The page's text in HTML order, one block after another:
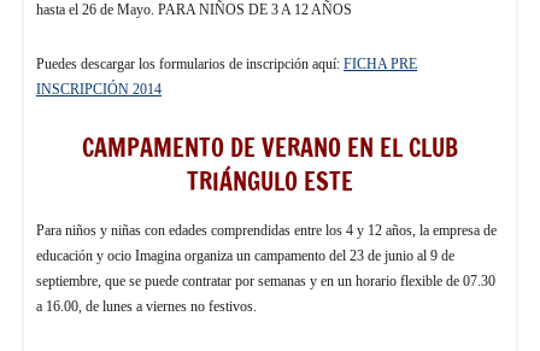
hasta el 26 de Mayo. PARA NIÑOS DE 3 A 12 AÑOS
Puedes descargar los formularios de inscripción aquí: FICHA PRE
INSCRIPCIÓN 2014
CAMPAMENTO DE VERANO EN EL CLUB
TRIÁNGULO ESTE
Para niños y niñas con edades comprendidas entre los 4 y 12 años, la empresa de
educación y ocio Imagina organiza un campamento del 23 de junio al 9 de
septiembre, que se puede contratar por semanas y en un horario flexible de 07.30
a 16.00, de lunes a viernes no festivos.